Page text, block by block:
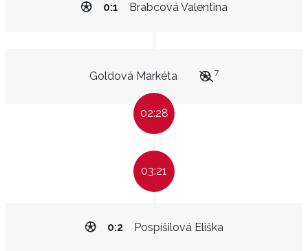
Brabcová Valentina
0:1
Goldová Markéta 7
02:28
03:21
Pospíšilová Eliška
0:2